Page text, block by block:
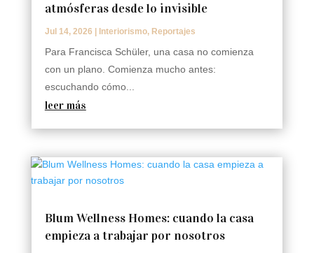
atmósferas desde lo invisible
Jul 14, 2026 Interiorismo, Reportajes
Para Francisca Schüler, una casa no comienza
con un plano. Comienza mucho antes:
escuchando cómo...
leer más
Blum Wellness Homes: cuando la casa
empieza a trabajar por nosotros